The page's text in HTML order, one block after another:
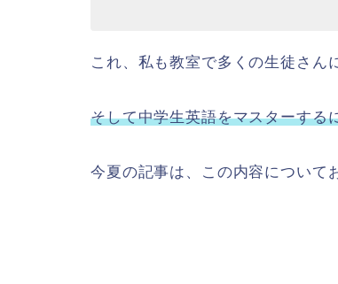
これ、私も教室で多くの生徒さん
そして中学生英語をマスターする
今夏の記事は、この内容について